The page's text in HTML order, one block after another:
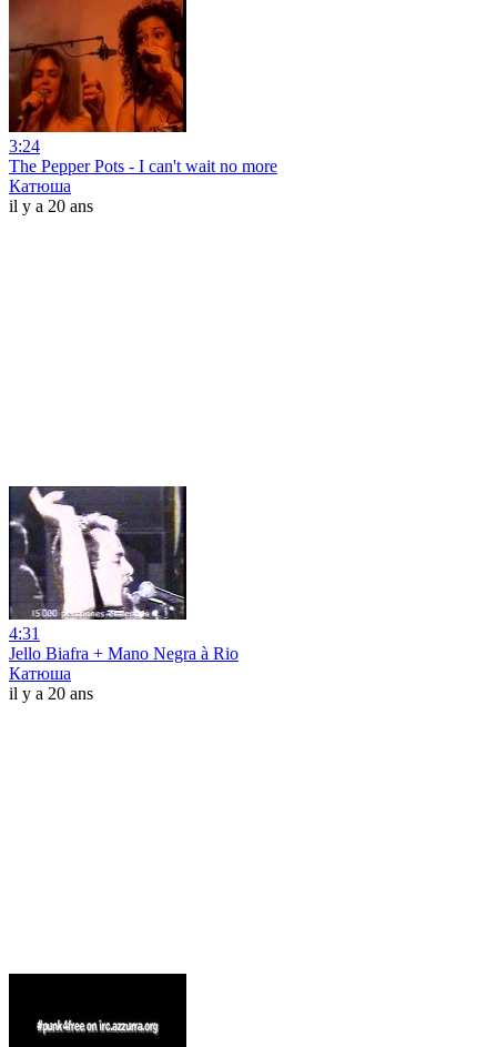
3:24
The Pepper Pots - I can't wait no more
Катюша
il y a 20 ans
4:31
Jello Biafra + Mano Negra à Rio
Катюша
il y a 20 ans